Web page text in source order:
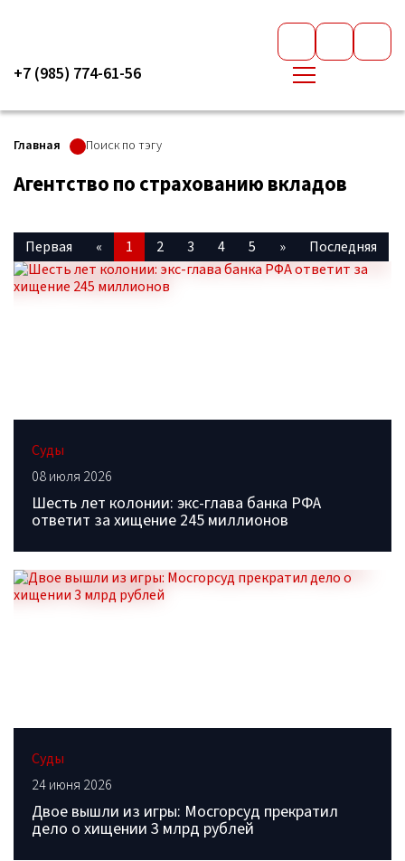
+7 (985) 774-61-56
Главная Поиск по тэгу
Агентство по страхованию вкладов
Первая « 1 2 3 4 5 » Последняя
Суды
08 июля 2026
Шесть лет колонии: экс-глава банка РФА
ответит за хищение 245 миллионов
Суды
24 июня 2026
Двое вышли из игры: Мосгорсуд прекратил
дело о хищении 3 млрд рублей